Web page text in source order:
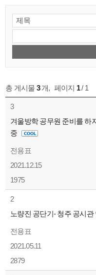
총 게시물 3개, 페이지 1/ 1
3
겨울방학 공무원 준비를 하
중
전용표
2021.12.15
1975
2
노량진 공단기- 청주 공시관
전용표
2021.05.11
2879